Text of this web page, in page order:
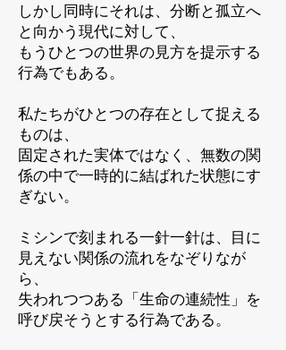
しかし同時にそれは、分断と孤立へ
と向かう現代に対して、
もうひとつの世界の見方を提示する
行為でもある。
私たちがひとつの存在として捉える
ものは、
固定された実体ではなく、無数の関
係の中で一時的に結ばれた状態にす
ぎない。
ミシンで刻まれる一針一針は、目に
見えない関係の流れをなぞりなが
ら、
失われつつある「生命の連続性」を
呼び戻そうとする行為である。